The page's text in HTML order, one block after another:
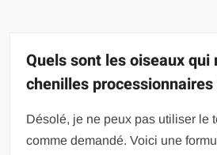
Quels sont les oiseaux qui
chenilles processionnaires
Désolé, je ne peux pas utiliser le
comme demandé. Voici une